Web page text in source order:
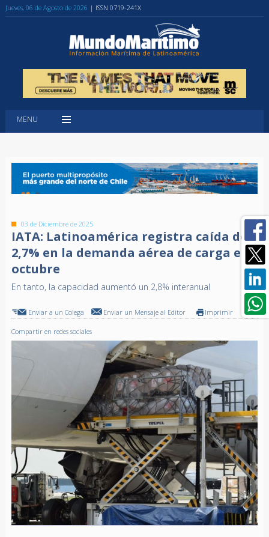
Jueves, 06 de Agosto de 2026 | ISSN 0719-241X
MENU
03 de Diciembre de 2025
IATA: Latinoamérica registra caída del
2,7% en la demanda aérea de carga en
octubre
En tanto, la capacidad aumentó un 2,8% interanual
Enviar a un Colega Enviar un Mensaje al Editor Imprimir
Compartir en redes sociales